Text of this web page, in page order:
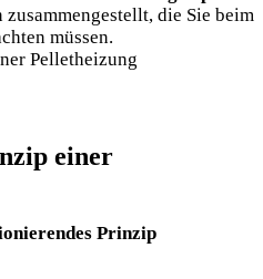
die Sie beim
müssen.
einer
Prinzip